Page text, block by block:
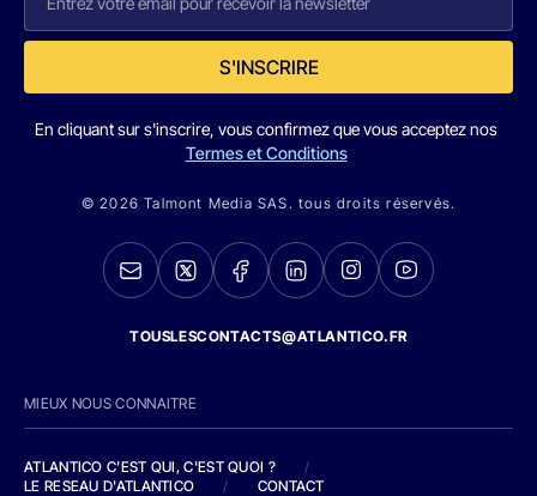
S'INSCRIRE
En cliquant sur s'inscrire, vous confirmez que vous acceptez nos
Termes et Conditions
© 2026 Talmont Media SAS. tous droits réservés.
TOUSLESCONTACTS@ATLANTICO.FR
MIEUX NOUS CONNAITRE
ATLANTICO C'EST QUI, C'EST QUOI ?
/
LE RESEAU D'ATLANTICO
/ CONTACT